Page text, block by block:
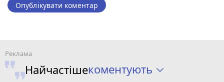
Опублікувати коментар
Найчастішекоментують